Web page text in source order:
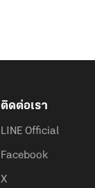
ติดต่อเรา
LINE Official
Facebook
X